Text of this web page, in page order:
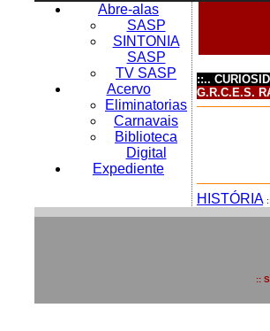
Abre-alas
SASP
SINTONIA
SASP
TV SASP
Acervo
Eliminatorias
Carnavais
Biblioteca
Digital
Expediente
::..
G.R.C.E.S.
HISTÓRIA
::